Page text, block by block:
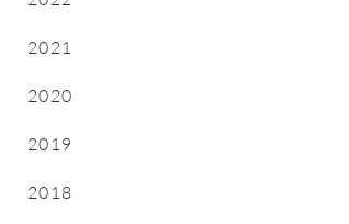
2021
2020
2019
2018